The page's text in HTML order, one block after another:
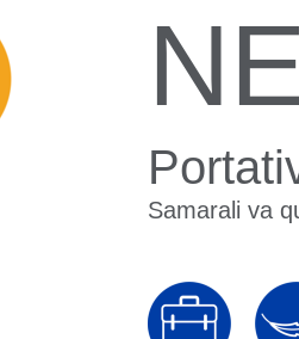
Samarali va